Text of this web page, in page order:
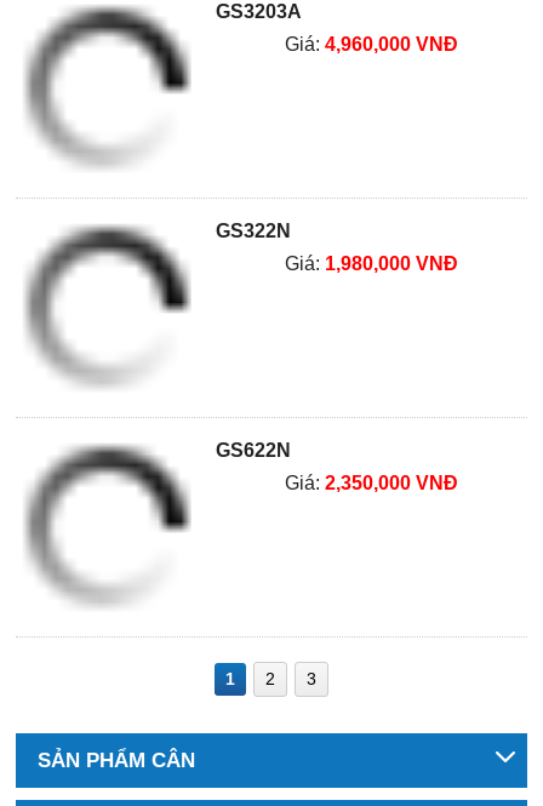
GS3203A
Giá: 4,960,000 VNĐ
GS322N
Giá: 1,980,000 VNĐ
GS622N
Giá: 2,350,000 VNĐ
1 2 3
SẢN PHẨM CÂN